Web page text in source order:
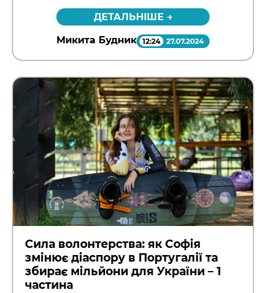
ДЕТАЛЬНІШЕ →
Микита Будник 12:24 27.07.2024
Сила волонтерства: як Софія
змінює діаспору в Португалії та
збирає мільйони для України – 1
частина